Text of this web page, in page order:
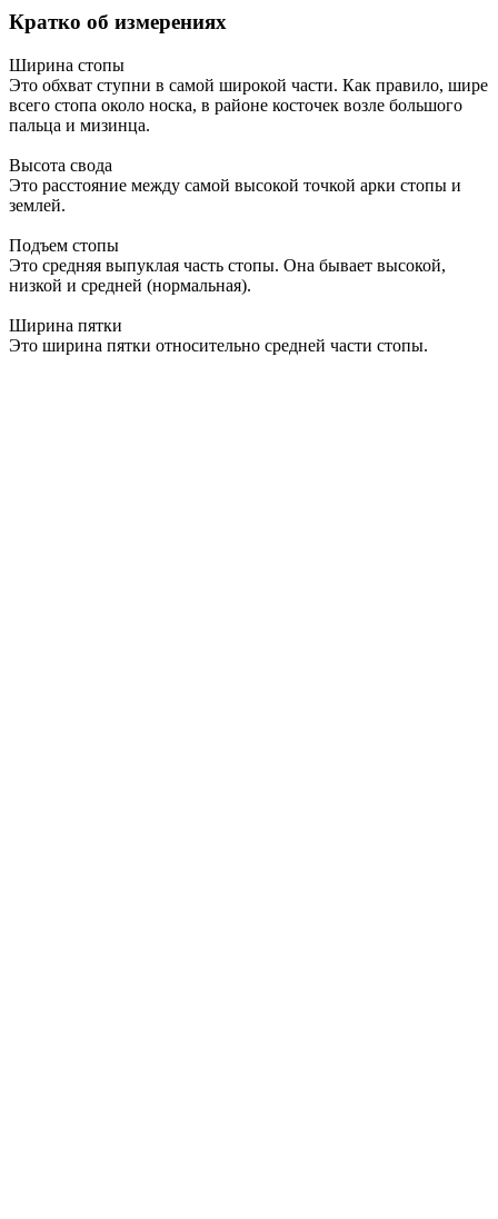
Кратко об измерениях
Ширина стопы
Это обхват ступни в самой широкой части. Как правило, шире
всего стопа около носка, в районе косточек возле большого
пальца и мизинца.
Высота свода
Это расстояние между самой высокой точкой арки стопы и
землей.
Подъем стопы
Это средняя выпуклая часть стопы. Она бывает высокой,
низкой и средней (нормальная).
Ширина пятки
Это ширина пятки относительно средней части стопы.